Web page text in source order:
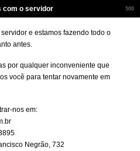
com o servidor 500
e estamos fazendo todo o
antes.
por qualquer inconveniente que
você para tentar novamente em
nos em:
Negrão, 732